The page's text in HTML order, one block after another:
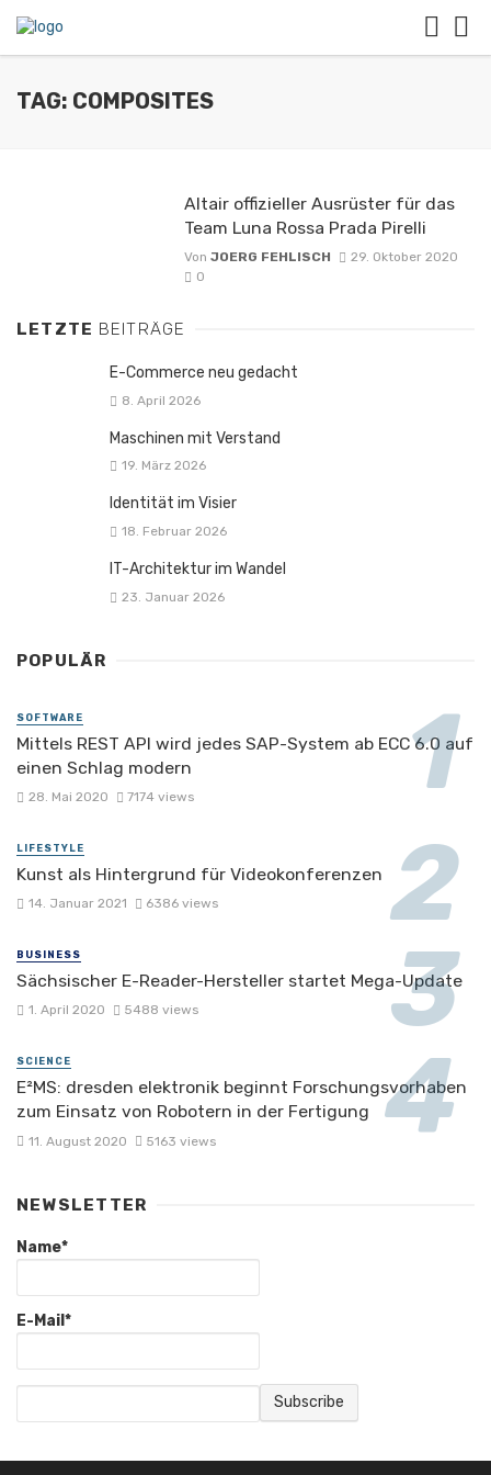
TAG: COMPOSITES
Altair offizieller Ausrüster für das
Team Luna Rossa Prada Pirelli
Von JOERG FEHLISCH
29. Oktober 2020
0
LETZTE BEITRÄGE
E-Commerce neu gedacht
8. April 2026
Maschinen mit Verstand
19. März 2026
Identität im Visier
18. Februar 2026
IT-Architektur im Wandel
23. Januar 2026
POPULÄR
SOFTWARE
Mittels REST API wird jedes SAP-System ab ECC 6.0 auf
einen Schlag modern
28. Mai 2020 7174 views
LIFESTYLE
Kunst als Hintergrund für Videokonferenzen
14. Januar 2021 6386 views
BUSINESS
Sächsischer E-Reader-Hersteller startet Mega-Update
1. April 2020 5488 views
SCIENCE
E²MS: dresden elektronik beginnt Forschungsvorhaben
zum Einsatz von Robotern in der Fertigung
11. August 2020 5163 views
NEWSLETTER
Name*
E-Mail*